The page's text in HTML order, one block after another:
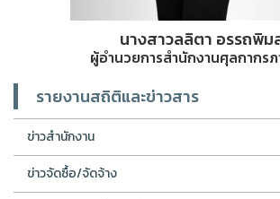
นางสาวลลิตา อรรถพิม
ผู้อำนวยการสำนักงานศุลกากร
รายงานสถิติและข่าวสาร
ข่าวสำนักงาน
ข่าวจัดซื้อ/จัดจ้าง